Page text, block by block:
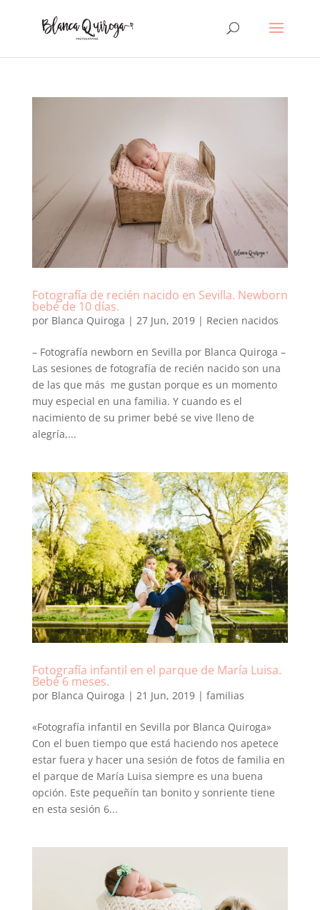
Fotografía de recién nacido en Sevilla. Newborn
bebé de 10 días.
por Blanca Quiroga | 27 Jun, 2019| Recien nacidos
– Fotografía newborn en Sevilla por Blanca Quiroga –
Las sesiones de fotografía de recién nacido son una
de las que más me gustan porque es un momento
muy especial en una familia. Y cuando es el
nacimiento de su primer bebé se vive lleno de
alegría,...
Fotografía infantil en el parque de María Luisa.
Bebé 6 meses.
por Blanca Quiroga | 21 Jun, 2019| familias
«Fotografía infantil en Sevilla por Blanca Quiroga»
Con el buen tiempo que está haciendo nos apetece
estar fuera y hacer una sesión de fotos de familia en
el parque de María Luisa siempre es una buena
opción. Este pequeñín tan bonito y sonriente tiene
en esta sesión 6...